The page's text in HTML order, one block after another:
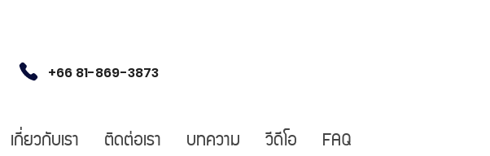
+66 81-869-3873
เกี่ยวกับเรา ติดต่อเรา บทความ วีดีโอ FAQ